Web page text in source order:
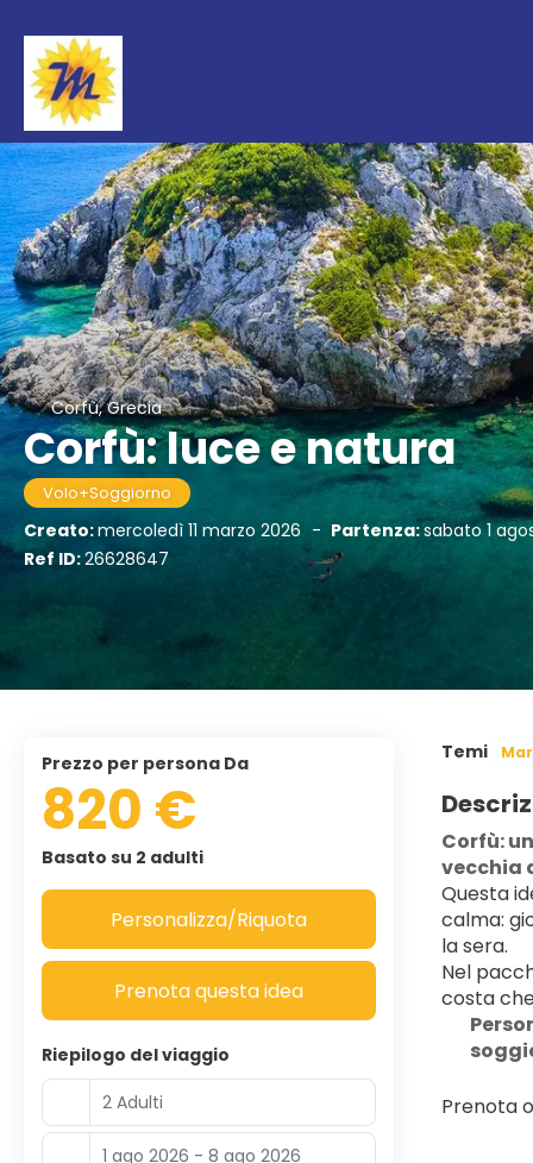
Corfù, Grecia
Corfù: luce e natura
Volo+Soggiorno
Creato:mercoledì 11 marzo 2026 - Partenza:sabato 1
Ref ID:26628647
Temi
Corfù:
vecchia
Questa
calma:
la sera.
Nel
costa
Prenota
Prezzo per persona Da
820 €
Basato su 2 adulti
Personalizza/Riquota
Prenota questa idea
Riepilogo del viaggio
2 Adulti
1 ago 2026 - 8 ago 2026